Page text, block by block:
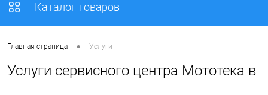
Каталог товаров
Главная страница • Услуги
Услуги сервисного центра Мототека в